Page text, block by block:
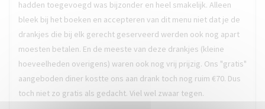
hadden toegevoegd was bijzonder en heel smakelijk. Alleen
bleek bij het boeken en accepteren van dit menu niet dat je de
drankjes die bij elk gerecht geserveerd werden ook nog apart
moesten betalen. En de meeste van deze drankjes (kleine
hoeveelheden overigens) waren ook nog vrij prijzig. Ons "gratis"
aangeboden diner kostte ons aan drank toch nog ruim €70. Dus
toch niet zo gratis als gedacht. Viel wel zwaar tegen.